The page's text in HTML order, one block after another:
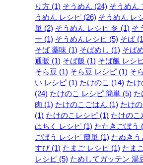
り方 (1) そうめん (24) そうめん
うめん レシピ (26) そうめん レ
単 (2) そうめん レシピ 冬 (1) そ
ー (1) そうめんレシピ (5) そば
そば 薬味 (1) そばめし (1) そば
通販 (1) そば飯 (1) そば飯 レシ
そら豆 (1) そら豆 レシピ (1) そ
い レシピ (1) たけのこ (14) たけ
(24) たけのこ レシピ 簡単 (5) た
肉 (1) たけのこごはん (1) たけ
(1) たけのこレシピ (1) たけのこ
はちく レシピ (1) たたきごぼう
ごぼう レシピ 簡単 (1) たぬきう
すび (1) たまご レシピ (1) たま
レシピ (5) ためしてガッテン 湯